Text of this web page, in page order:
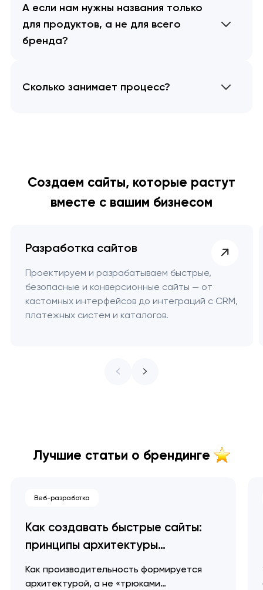
А если нам нужны названия только
для продуктов, а не для всего
бренда?
Сколько занимает процесс?
Создаем сайты, которые растут
вместе с вашим бизнесом
Разработка сайтов
Проектируем и разрабатываем быстрые,
безопасные и конверсионные сайты — от
кастомных интерфейсов до интеграций с CRM,
платежных систем и каталогов.
Лучшие статьи о брендинге
Веб-разработка
Как создавать быстрые сайты:
принципы архитектуры
производительности
Как производительность формируется
архитектурой, а не «трюками